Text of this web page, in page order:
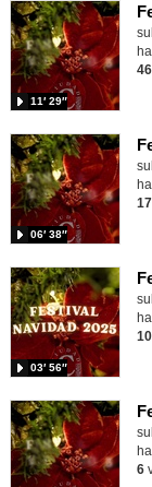
11′ 29″
46
06′ 38″
17
03′ 56″
10
6